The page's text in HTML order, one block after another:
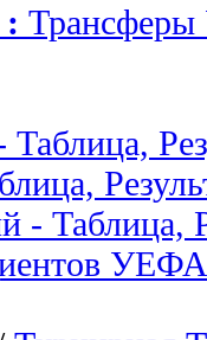
- Таблица,
УЕФА